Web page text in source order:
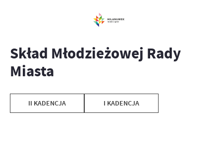
Skład Młodzieżowej Rady
Miasta
II KADENCJA I KADENCJA